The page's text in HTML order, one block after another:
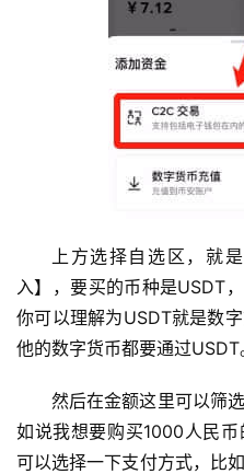
上方选择自选区，就
入】，要买的币种是USDT
你可以理解为USDT就是数
他的数字货币都要通过USDT
然后在金额这里可以筛
如说我想要购买1000人民
可以选择一下支付方式，比